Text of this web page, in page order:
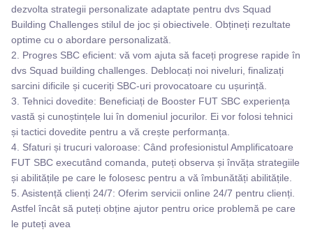
dezvolta strategii personalizate adaptate pentru dvs Squad
Building Challenges stilul de joc și obiectivele. Obțineți rezultate
optime cu o abordare personalizată.
2. Progres SBC eficient: vă vom ajuta să faceți progrese rapide în
dvs Squad building challenges. Deblocați noi niveluri, finalizați
sarcini dificile și cuceriți SBC-uri provocatoare cu ușurință.
3. Tehnici dovedite: Beneficiați de Booster FUT SBC experiența
vastă și cunoștințele lui în domeniul jocurilor. Ei vor folosi tehnici
și tactici dovedite pentru a vă crește performanța.
4. Sfaturi și trucuri valoroase: Când profesionistul Amplificatoare
FUT SBC executând comanda, puteți observa și învăța strategiile
și abilitățile pe care le folosesc pentru a vă îmbunătăți abilitățile.
5. Asistență clienți 24/7: Oferim servicii online 24/7 pentru clienți.
Astfel încât să puteți obține ajutor pentru orice problemă pe care
le puteți avea